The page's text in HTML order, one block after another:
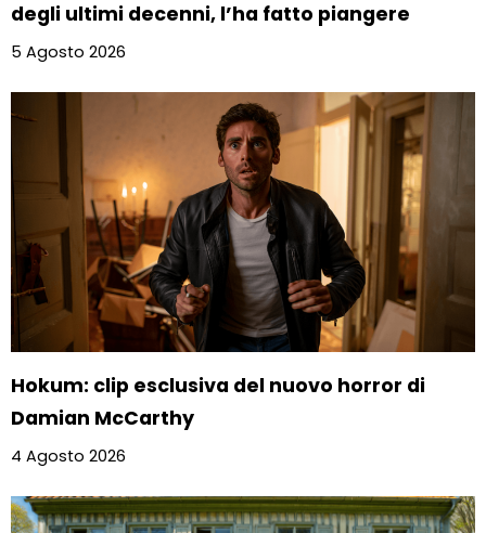
degli ultimi decenni, l’ha fatto piangere
5 Agosto 2026
Hokum: clip esclusiva del nuovo horror di
Damian McCarthy
4 Agosto 2026